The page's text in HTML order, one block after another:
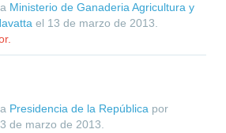
Ministerio de Ganaderia Agricultura y
el 13 de marzo de 2013
Presidencia de la República por
de marzo de 2013